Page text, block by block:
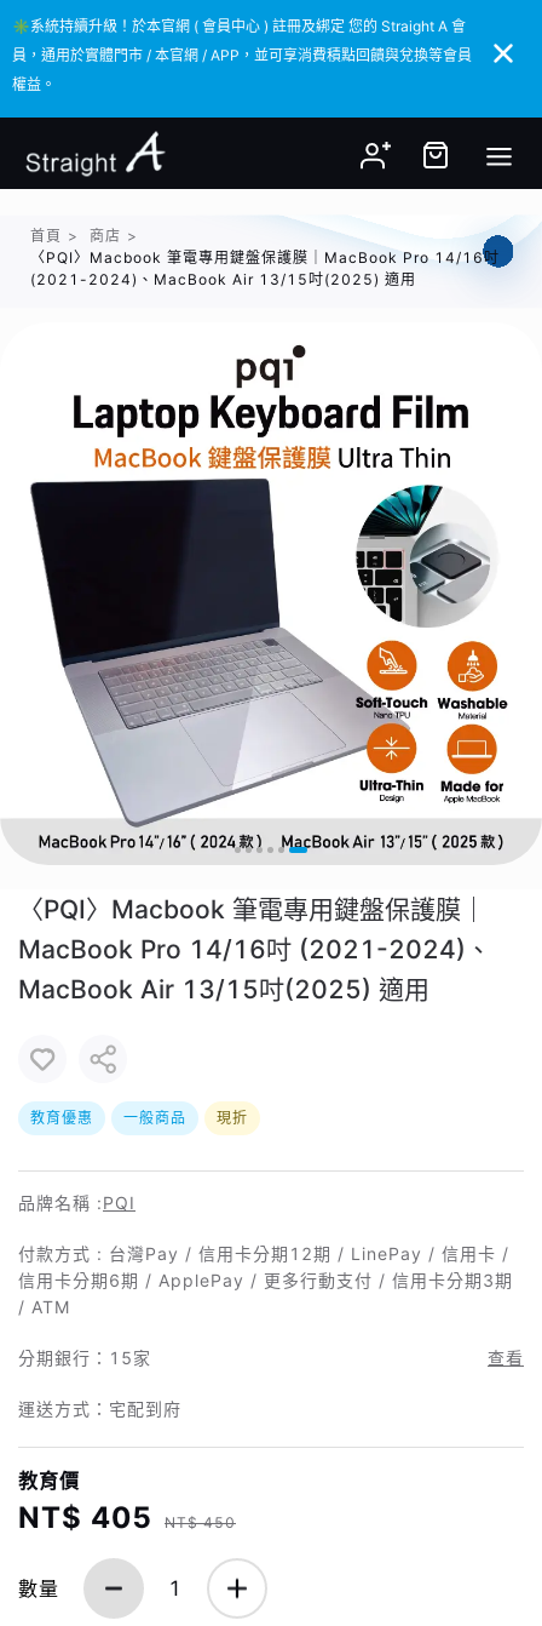
✳️系統持續升級！於本官網 ( 會員中心 ) 註冊及綁定 您的 Straight A 會
員，通用於實體門市 / 本官網 / APP，並可享消費積點回饋與兌換等會員
權益。
✳️系統持續升級！於本官網 ( 會員中心 ) 註冊及綁定 您的 Straight A 會
員，通用於實體門市 / 本官網 / APP，並可享消費積點回饋與兌換等會員
權益。
首頁 > 商店 >
〈PQI〉Macbook 筆電專用鍵盤保護膜｜MacBook Pro 14/16吋
(2021-2024)、MacBook Air 13/15吋(2025) 適用
〈PQI〉Macbook 筆電專用鍵盤保護膜｜
MacBook Pro 14/16吋 (2021-2024)、
MacBook Air 13/15吋(2025) 適用
教育優惠 一般商品 現折
品牌名稱 :PQI
付款方式 : 台灣Pay / 信用卡分期12期 / LinePay / 信用卡 /
信用卡分期6期 / ApplePay / 更多行動支付 / 信用卡分期3期
/ ATM
分期銀行： 15家 查看
運送方式：宅配到府
教育價
NT$ 405 NT$ 450
數量 1